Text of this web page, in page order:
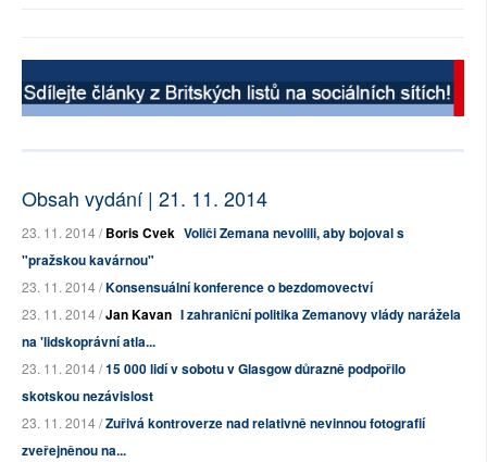
Obsah vydání | 21. 11. 2014
23. 11. 2014 /Boris Cvek Voliči Zemana nevolili, aby bojoval s
"pražskou kavárnou"
23. 11. 2014 /Konsensuální konference o bezdomovectví
23. 11. 2014 /Jan Kavan I zahraniční politika Zemanovy vlády narážela
na 'lidskoprávní atla...
23. 11. 2014 /15 000 lidí v sobotu v Glasgow důrazně podpořilo
skotskou nezávislost
23. 11. 2014 /Zuřivá kontroverze nad relativně nevinnou fotografií
zveřejněnou na...